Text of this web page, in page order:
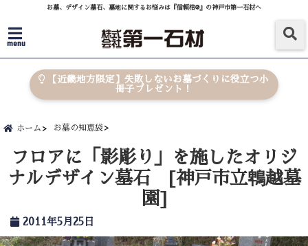
お墓、デザイン墓石、墓地に関するお悩みは『信頼棺®』の神戸市第一石材へ
menu
【近畿地方限定】失敗しないお墓づくりに役立つ小
冊子プレゼント！
ホーム お墓の知恵袋
フロアに「影彫り」を施したオリジ
ナルデザイン墓石 [神戸市立鵯越墓
園]
2011年5月25日